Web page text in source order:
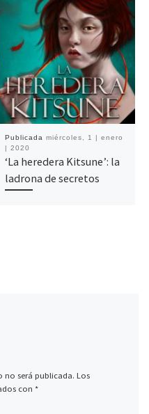
Publicada miércoles, 1 | enero
| 2020
‘La heredera Kitsune’: la
ladrona de secretos
no será publicada. Los
con *